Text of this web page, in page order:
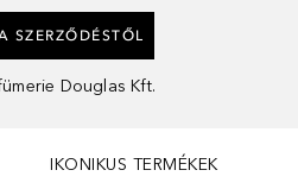
SZERZŐDÉSTŐL
Douglas Kft.
IKONIKUS TERMÉKEK